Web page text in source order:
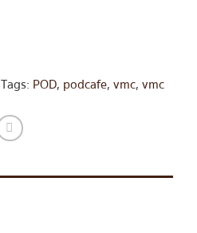
Tags: POD, podcafe,vmc,vmc